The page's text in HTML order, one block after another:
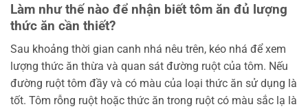
Làm như thế nào để nhận biết tôm ăn đủ lượng
thức ăn cần thiết?
Sau khoảng thời gian canh nhá nêu trên, kéo nhá để xem
lượng thức ăn thừa và quan sát đường ruột của tôm. Nếu
đường ruột tôm đầy và có màu của loại thức ăn sử dụng là
tốt. Tôm rỗng ruột hoặc thức ăn trong ruột có màu sắc lạ là